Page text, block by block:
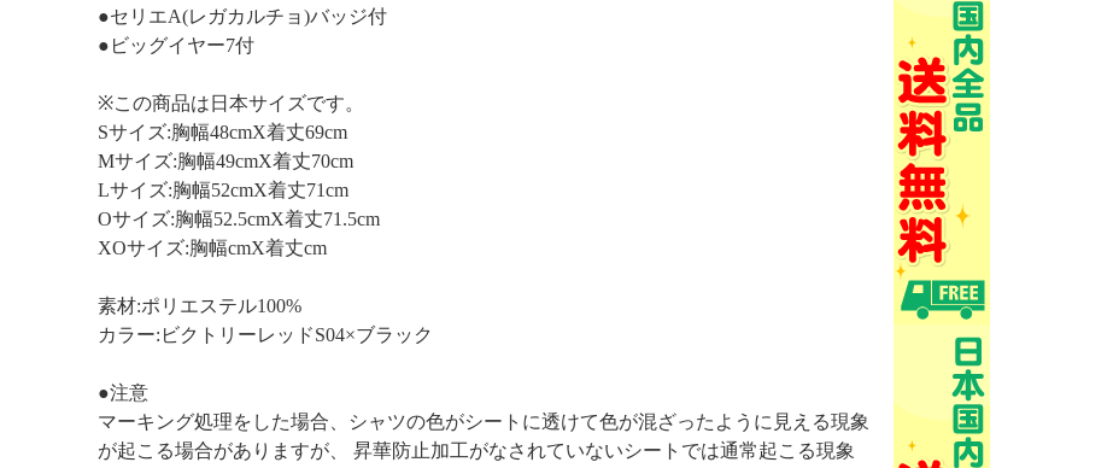
●セリエA(レガカルチョ)バッジ付
●ビッグイヤー7付
※この商品は日本サイズです。
Sサイズ:胸幅48cmX着丈69cm
Mサイズ:胸幅49cmX着丈70cm
Lサイズ:胸幅52cmX着丈71cm
Oサイズ:胸幅52.5cmX着丈71.5cm
XOサイズ:胸幅cmX着丈cm
素材:ポリエステル100%
カラー:ビクトリーレッドS04×ブラック
●注意
マーキング処理をした場合、シャツの色がシートに透けて色が混ざったように見える現象
が起こる場合がありますが、 昇華防止加工がなされていないシートでは通常起こる現象